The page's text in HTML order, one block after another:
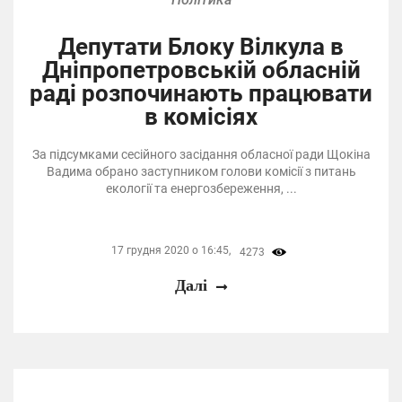
Депутати Блоку Вілкула в
Дніпропетровській обласній
раді розпочинають працювати
в комісіях
За підсумками сесійного засідання обласної ради Щокіна
Вадима обрано заступником голови комісії з питань
екології та енергозбереження, ...
17 грудня 2020 о 16:45, 4273
Далі